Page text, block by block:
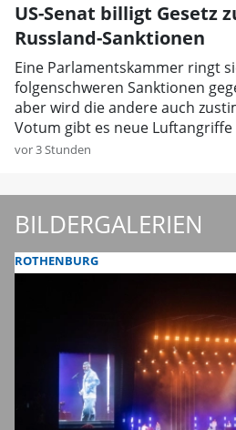
US-Senat billigt Gesetz
Russland-Sanktionen
Eine Parlamentskammer ringt
folgenschweren Sanktionen
aber wird die andere auch
Votum gibt es neue Luftangriffe
vor 3 Stunden
BILDERGALERIEN
ROTHENBURG